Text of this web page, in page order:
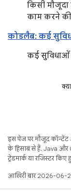
किसी
काम करने की
कोडलैब: कई
कई सुविधाओं
इस पेज पर मौजूद
के हिसाब से हैं. Java
ट्रेडमार्क या रजिस्टर किए
आखिरी बार 2026-06-